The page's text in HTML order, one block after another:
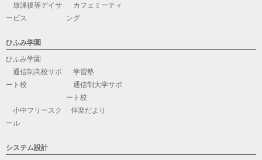
放課後等デイサ
ービス
カフェミーティ
ング
ひふみ学園
ひふみ学園
通信制高校サポ
ート校
学習塾
通信制大学サポ
ート校
小中フリースク
ール
伸楽だより
システム設計